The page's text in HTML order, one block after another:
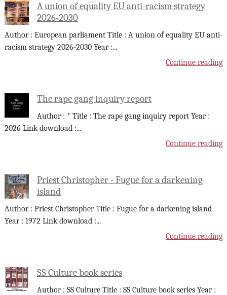
A union of equality EU anti-racism strategy
2026-2030
Author : European parliament Title : A union of equality EU anti-
racism strategy 2026-2030 Year :...
Continue reading
The rape gang inquiry report
Author : * Title : The rape gang inquiry report Year :
2026 Link download :...
Continue reading
Priest Christopher - Fugue for a darkening
island
Author : Priest Christopher Title : Fugue for a darkening island
Year : 1972 Link download :...
Continue reading
SS Culture book series
Author : SS Culture Title : SS Culture book series Year :